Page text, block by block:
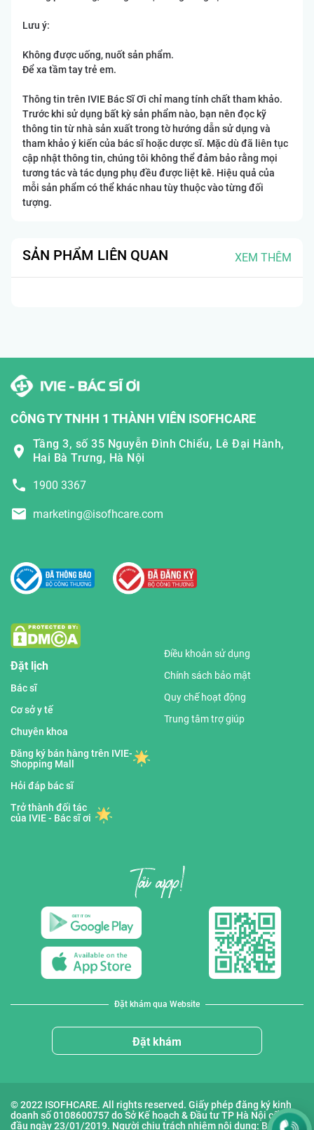
Lưu ý:
Không được uống, nuốt sản phẩm.
Để xa tầm tay trẻ em.
Thông tin trên IVIE Bác Sĩ Ơi chỉ mang tính chất tham khảo.
Trước khi sử dụng bất kỳ sản phẩm nào, bạn nên đọc kỹ
thông tin từ nhà sản xuất trong tờ hướng dẫn sử dụng và
tham khảo ý kiến của bác sĩ hoặc dược sĩ. Mặc dù đã liên tục
cập nhật thông tin, chúng tôi không thể đảm bảo rằng mọi
tương tác và tác dụng phụ đều được liệt kê. Hiệu quả của
mỗi sản phẩm có thể khác nhau tùy thuộc vào từng đối
tượng.
SẢN PHẨM LIÊN QUAN XEM THÊM
CÔNG TY TNHH 1 THÀNH VIÊN ISOFHCARE
Tầng 3, số 35 Nguyễn Đình Chiểu, Lê Đại Hành,
Hai Bà Trưng, Hà Nội
1900 3367
marketing@isofhcare.com
Đặt lịch
Bác sĩ
Cơ sở y tế
Chuyên khoa
Đăng ký bán hàng trên IVIE-
Shopping Mall
Hỏi đáp bác sĩ
Trở thành đối tác
của IVIE - Bác sĩ ơi
Điều khoản sử dụng
Chính sách bảo mật
Quy chế hoạt động
Trung tâm trợ giúp
Đặt khám qua Website
Đặt khám
© 2022 ISOFHCARE. All rights reserved. Giấy phép đăng ký kinh
doanh số 0108600757 do Sở Kế hoạch & Đầu tư TP Hà Nội cấp lần
đầu ngày 23/01/2019. Người chịu trách nhiệm nội dung: Bà